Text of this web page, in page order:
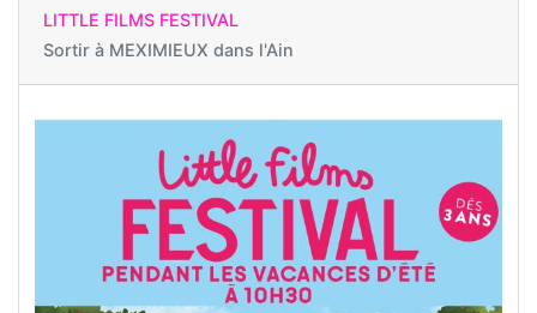
LITTLE FILMS FESTIVAL
Sortir à MEXIMIEUX dans l'Ain